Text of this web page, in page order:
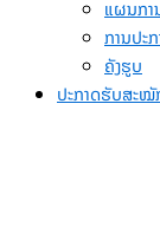
ແຜນກ
ການປະ
ຄັງຮູບ
ປະກາດຮັບສະໝັ